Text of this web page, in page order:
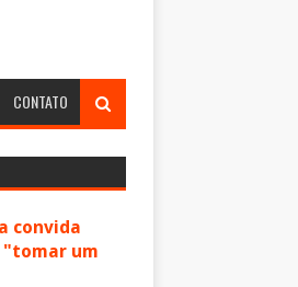
CONTATO
convida
"tomar um